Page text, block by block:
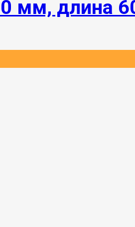
мм, длина